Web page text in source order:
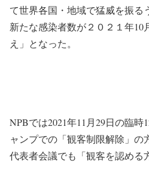
て世界各国・地域で猛威を振る
新たな感染者数が２０２１年10
え」となった。
NPBでは2021年11月29日の臨時
ャンプでの「観客制限解除」の
代表者会議でも「観客を認める